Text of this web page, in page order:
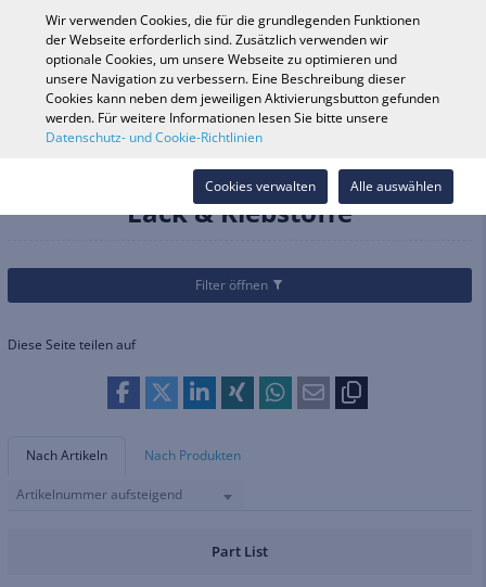
Fahrzeugsuche
Shop durchsuchen
Kategorien
Werkzeuge & Chemische Produkte
Schmierstoffe & chemische Produkte
Lack & Klebstoffe
Lack & Klebstoffe
Filter öffnen
Diese Seite teilen auf
Nach Artikeln Nach Produkten
Artikelnummer aufsteigend
Part List
Wir verwenden Cookies, die für die grundlegenden Funktionen
der Webseite erforderlich sind. Zusätzlich verwenden wir
optionale Cookies, um unsere Webseite zu optimieren und
unsere Navigation zu verbessern. Eine Beschreibung dieser
Cookies kann neben dem jeweiligen Aktivierungsbutton gefunden
werden. Für weitere Informationen lesen Sie bitte unsere
Datenschutz- und Cookie-Richtlinien
Alle auswählen
Cookies verwalten